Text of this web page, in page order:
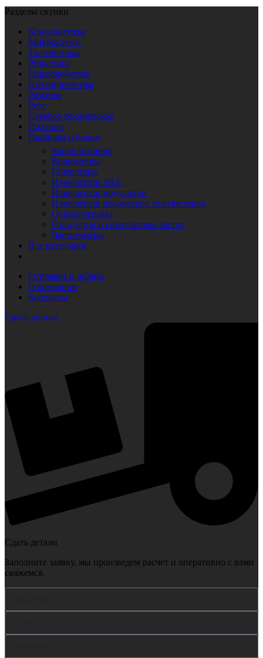
Разделы скупки
Конденсаторы
Микросхемы
Транзисторы
Резисторы
Переключатели
Потенциометры
Разъёмы
Реле
Серебро техническое
Платина
Приборы и блоки
Блоки питания
Вольтметры
Генераторы
Измерители АЧХ
Измерители модуляции
Измерители параметров транзисторов
Осциллографы
Стандарты и синтезаторы частот
Частотомеры
Все категории
Отправка и оплата
О компании
Контакты
Сдать детали
Сдать детали
Заполните заявку, мы произведем расчет и оперативно с вами
свяжемся.